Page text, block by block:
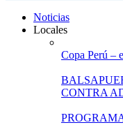
Noticias
Locales
Copa Perú –
CONTRA